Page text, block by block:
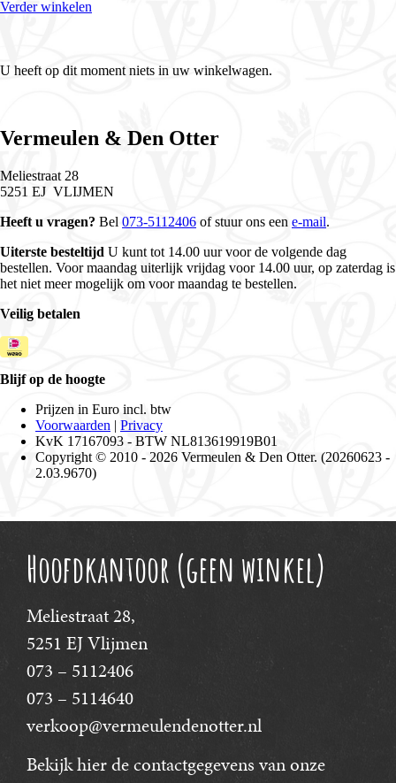
Hoofdkantoor (geen winkel)
Meliestraat 28,
5251 EJ Vlijmen
073 – 5112406
073 – 5114640
verkoop@vermeulendenotter.nl
Bekijk hierde contactgegevens van onze